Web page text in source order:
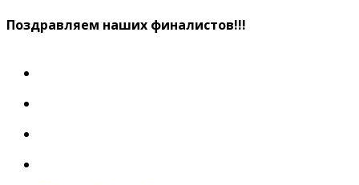
Поздравляем наших финалистов!!!